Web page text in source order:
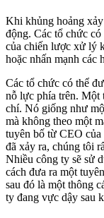
Khi khủng hoảng
động. Các tổ chức
của chiến lược xử lý
hoặc nhấn mạnh các
Các tổ chức có thể
nỗ lực phía trên. Một
chí. Nó giống như
mà không theo một
tuyên bố từ CEO
đã xảy ra, chúng tôi
Nhiều công ty sẽ sử
cách đưa ra một
sau đó là một thông
ty đang vực dậy sau